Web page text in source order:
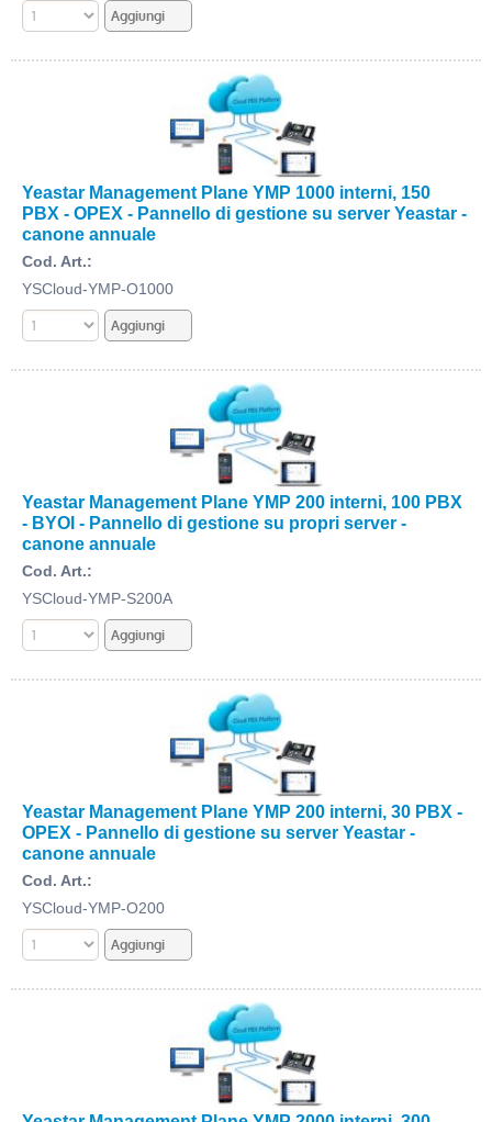
Yeastar Management Plane YMP 1000 interni, 150
PBX - OPEX - Pannello di gestione su server Yeastar -
canone annuale
Cod. Art.:
YSCloud-YMP-O1000
Yeastar Management Plane YMP 200 interni, 100 PBX
- BYOI - Pannello di gestione su propri server -
canone annuale
Cod. Art.:
YSCloud-YMP-S200A
Yeastar Management Plane YMP 200 interni, 30 PBX -
OPEX - Pannello di gestione su server Yeastar -
canone annuale
Cod. Art.:
YSCloud-YMP-O200